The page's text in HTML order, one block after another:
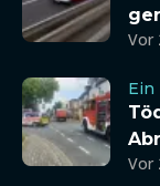
Vor
Ein
Vor